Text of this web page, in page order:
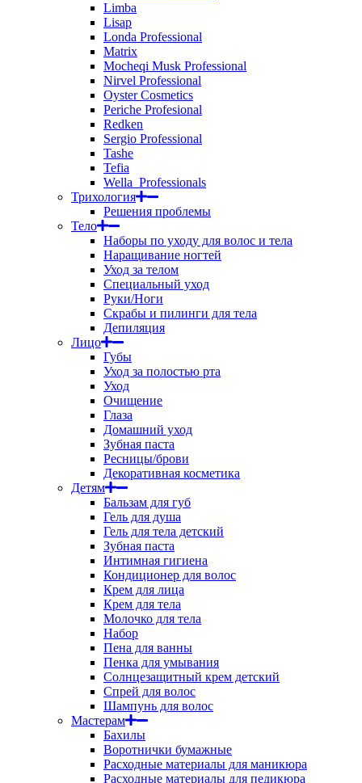
Limba
Lisap
Londa Professional
Matrix
Mocheqi Musk Professional
Nirvel Professional
Oyster Cosmetics
Periche Profesional
Redken
Sergio Professional
Tashe
Tefia
Wella_Professionals
Трихология
Решения проблемы
Тело
Наборы по уходу для волос и тела
Наращивание ногтей
Уход за телом
Специальный уход
Руки/Ноги
Скрабы и пилинги для тела
Депиляция
Лицо
Губы
Уход за полостью рта
Уход
Очищение
Глаза
Домашний уход
Зубная паста
Ресницы/брови
Декоративная косметика
Детям
Бальзам для губ
Гель для душа
Гель для тела детский
Зубная паста
Интимная гигиена
Кондиционер для волос
Крем для лица
Крем для тела
Молочко для тела
Набор
Пена для ванны
Пенка для умывания
Солнцезащитный крем детский
Спрей для волос
Шампунь для волос
Мастерам
Бахилы
Воротнички бумажные
Расходные материалы для маникюра
Расходные материалы для педикюра